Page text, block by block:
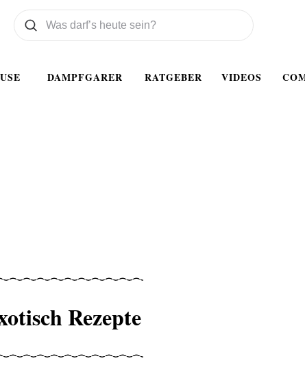
DAMPFGARER RATGEBER VIDEOS
Was wollen Sie suchen
Suchen
Rezepte